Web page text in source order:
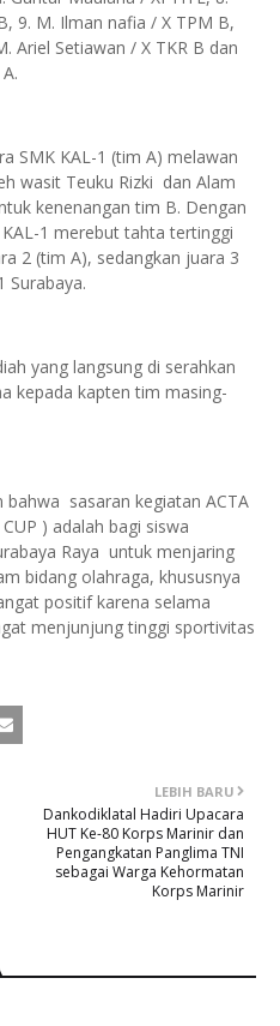
9. M. Ilman nafia / X TPM B,
Ariel Setiawan / X TKR B dan
SMK KAL-1 (tim A) melawan
wasit Teuku Rizki dan Alam
kenenangan tim B. Dengan
1 merebut tahta tertinggi
2 (tim A), sedangkan juara 3
Surabaya.
yang langsung di serahkan
kepada kapten tim masing-
bahwa sasaran kegiatan ACTA
) adalah bagi siswa
Raya untuk menjaring
bidang olahraga, khususnya
positif karena selama
menjunjung tinggi sportivitas
LEBIH BARU
Dankodiklatal Hadiri Upacara
HUT Ke-80 Korps Marinir dan
Pengangkatan Panglima TNI
sebagai Warga Kehormatan
Korps Marinir